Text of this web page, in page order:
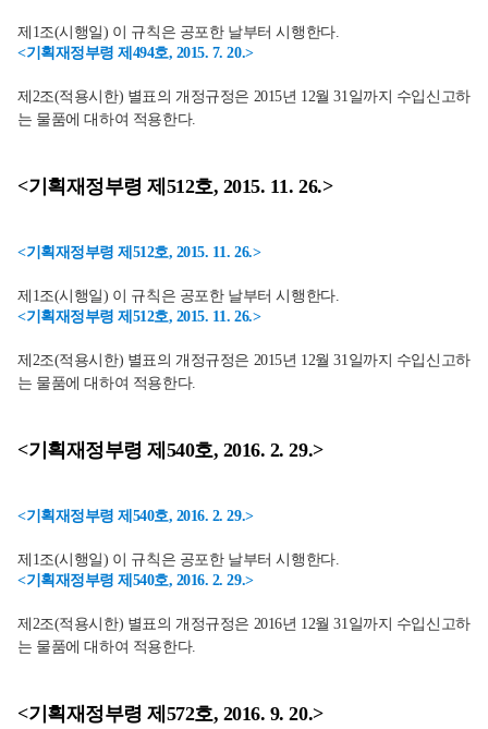
제1조(시행일) 이 규칙은 공포한 날부터 시행한다.
<기획재정부령 제494호, 2015. 7. 20.>
제2조(적용시한) 별표의 개정규정은 2015년 12월 31일까지 수입신고하
는 물품에 대하여 적용한다.
<기획재정부령 제512호, 2015. 11. 26.>
<기획재정부령 제512호, 2015. 11. 26.>
제1조(시행일) 이 규칙은 공포한 날부터 시행한다.
<기획재정부령 제512호, 2015. 11. 26.>
제2조(적용시한) 별표의 개정규정은 2015년 12월 31일까지 수입신고하
는 물품에 대하여 적용한다.
<기획재정부령 제540호, 2016. 2. 29.>
<기획재정부령 제540호, 2016. 2. 29.>
제1조(시행일) 이 규칙은 공포한 날부터 시행한다.
<기획재정부령 제540호, 2016. 2. 29.>
제2조(적용시한) 별표의 개정규정은 2016년 12월 31일까지 수입신고하
는 물품에 대하여 적용한다.
<기획재정부령 제572호, 2016. 9. 20.>